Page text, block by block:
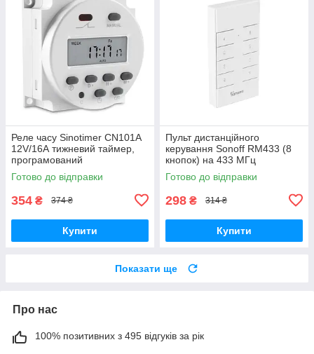
Реле часу Sinotimer CN101A
12V/16А тижневий таймер,
програмований
Готово до відправки
354 ₴ 374 ₴
Купити
Пульт дистанційного
керування Sonoff RM433 (8
кнопок) на 433 МГц
Готово до відправки
298 ₴ 314 ₴
Купити
Показати ще
Про нас
100% позитивних з 495 відгуків за рік